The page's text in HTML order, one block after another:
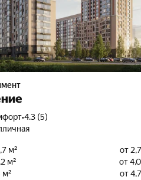
•4.3 (5)
м²
от
м²
от
м²
от